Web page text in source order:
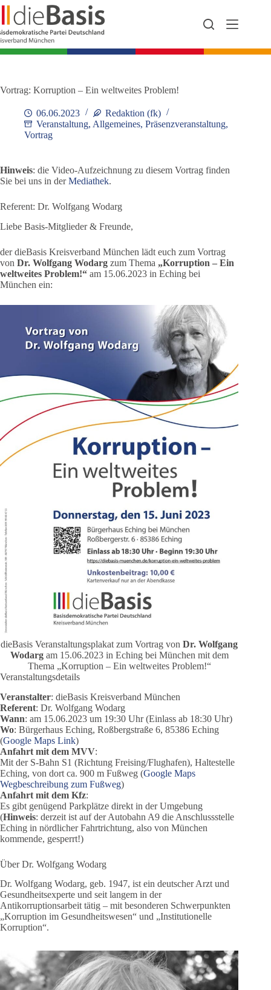
Zum
Inhalt
springen
Vortrag: Korruption – Ein weltweites Problem!
06.06.2023
Redaktion (fk)
Veranstaltung, Allgemeines, Präsenzveranstaltung,
Vortrag
Hinweis: die Video-Aufzeichnung zu diesem Vortrag finden
Sie bei uns in derMediathek.
Referent: Dr. Wolfgang Wodarg
Liebe Basis-Mitglieder & Freunde,
der dieBasis Kreisverband München lädt euch zum Vortrag
von Dr. Wolfgang Wodarg zum Thema „Korruption – Ein
weltweites Problem!“ am 15.06.2023 in Eching bei
München ein:
dieBasis Veranstaltungsplakat zum Vortrag vonDr. Wolfgang
Wodargam 15.06.2023 in Eching bei München mit dem
Thema „Korruption – Ein weltweites Problem!“
Veranstaltungsdetails
Veranstalter: dieBasis Kreisverband München
Referent: Dr. Wolfgang Wodarg
Wann: am 15.06.2023 um 19:30 Uhr (Einlass ab 18:30 Uhr)
Wo: Bürgerhaus Eching, Roßbergstraße 6, 85386 Eching
(Google Maps Link)
Anfahrt mit dem MVV:
Mit der S-Bahn S1 (Richtung Freising/Flughafen), Haltestelle
Eching, von dort ca. 900 m Fußweg (Google Maps
Wegbeschreibung zum Fußweg)
Anfahrt mit dem Kfz:
Es gibt genügend Parkplätze direkt in der Umgebung
(Hinweis: derzeit ist auf der Autobahn A9 die Anschlussstelle
Eching in nördlicher Fahrtrichtung, also von München
kommende, gesperrt!)
Über Dr. Wolfgang Wodarg
Dr. Wolfgang Wodarg, geb. 1947, ist ein deutscher Arzt und
Gesundheitsexperte und seit langem in der
Antikorruptionsarbeit tätig – mit besonderen Schwerpunkten
„Korruption im Gesundheitswesen“ und „Institutionelle
Korruption“.